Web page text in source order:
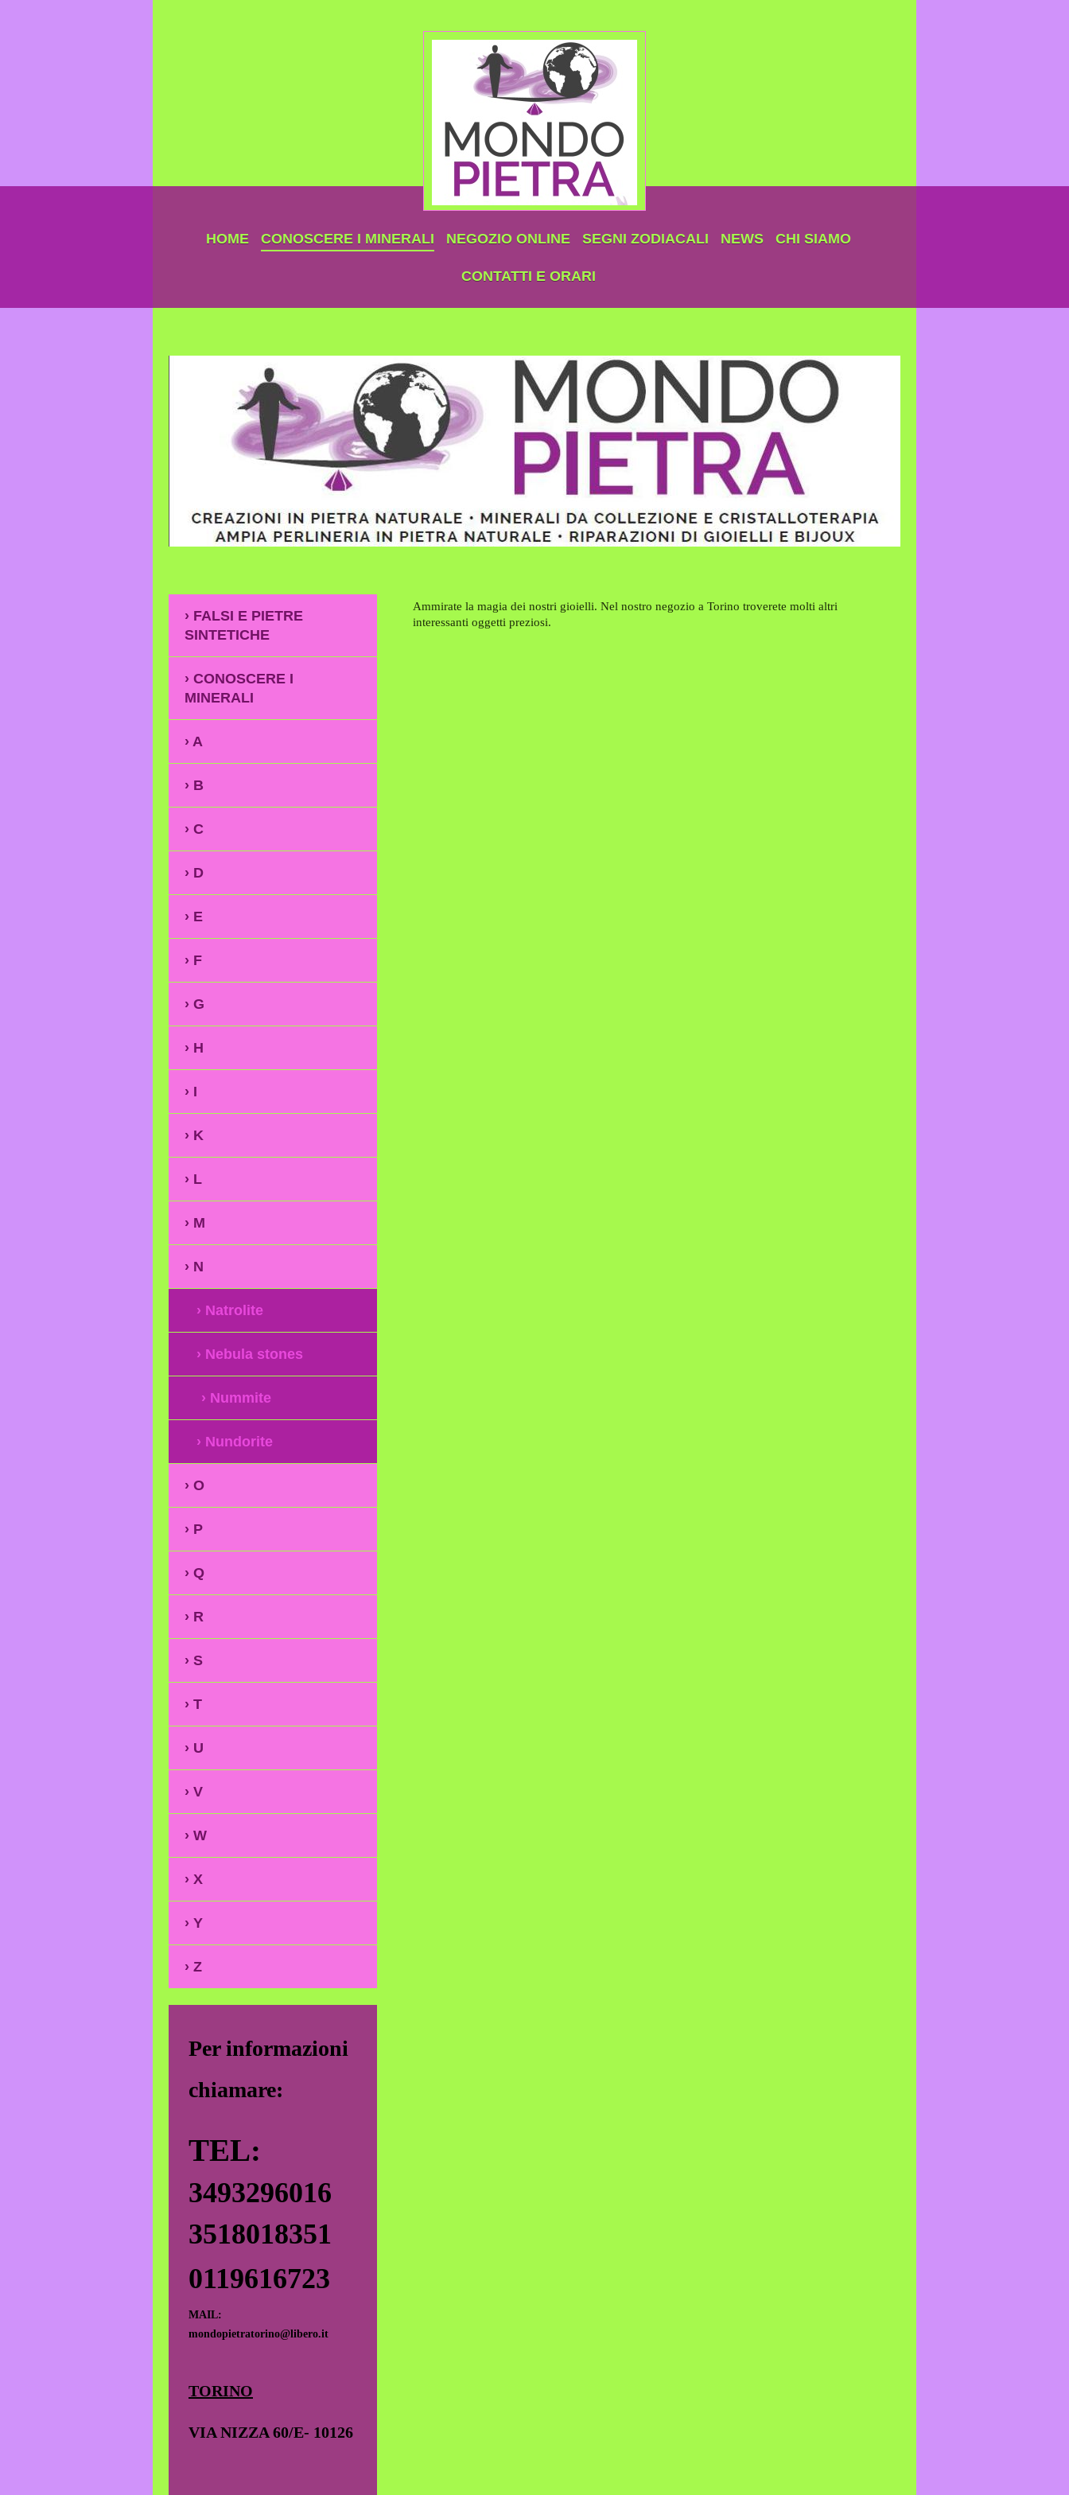
HOME CONOSCERE I MINERALI NEGOZIO ONLINE SEGNI ZODIACALI NEWS CHI SIAMO
CONTATTI E ORARI
Ammirate la magia dei nostri gioielli. Nel nostro negozio aTorino troverete molti altri
interessanti oggetti preziosi.
FALSI E PIETRE
SINTETICHE
CONOSCERE I
MINERALI
A
B
C
D
E
F
G
H
I
K
L
M
N
Natrolite
Nebula stones
Nummite
Nundorite
O
P
Q
R
S
T
U
V
W
X
Y
Z
Per informazioni
chiamare:
TEL:
3493296016
3518018351
0119616723
MAIL:
mondopietratorino@libero.it
TORINO
VIA NIZZA 60/E- 10126